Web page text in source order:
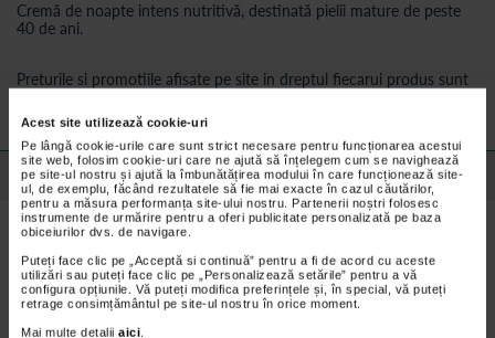
Acest site utilizează cookie-uri
Pe lângă cookie-urile care sunt strict necesare pentru funcționarea acestui
site web, folosim cookie-uri care ne ajută să înțelegem cum se navighează
pe site-ul nostru și ajută la îmbunătățirea modului în care funcționează site-
ul, de exemplu, făcând rezultatele să fie mai exacte în cazul căutărilor,
pentru a măsura performanța site-ului nostru. Partenerii noștri folosesc
instrumente de urmărire pentru a oferi publicitate personalizată pe baza
obiceiurilor dvs. de navigare.
Puteți face clic pe „Acceptă si continuă” pentru a fi de acord cu aceste
utilizări sau puteți face clic pe „Personalizează setările” pentru a vă
configura opțiunile. Vă puteți modifica preferințele și, în special, vă puteți
retrage consimțământul pe site-ul nostru în orice moment.
Mai multe detalii aici
Cremă de noapte intens nutritivă, destinată pielii mature de peste
40 de ani.
Preturile si promotiile afisate pe site in dreptul fiecarui produs sunt
Detalii despre produs
Beneficii ZIAJA Lifting Solution-Crema noapte
antirid 40+:
Crema de față Ziaja Lifting Solution oferă tenului îngrijirea pe
care o merită.